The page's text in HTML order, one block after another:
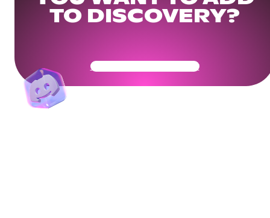
TO DISCOVERY?
Get Your Community Ready